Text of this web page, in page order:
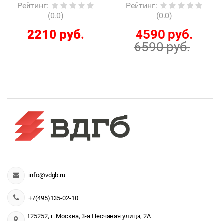
Рейтинг:
(0.0)
2210 руб.
Рейтинг:
(0.0)
4590 руб.
6590 руб.
info@vdgb.ru
+7(495)135-02-10
125252, г. Москва, 3-я Песчаная улица, 2А